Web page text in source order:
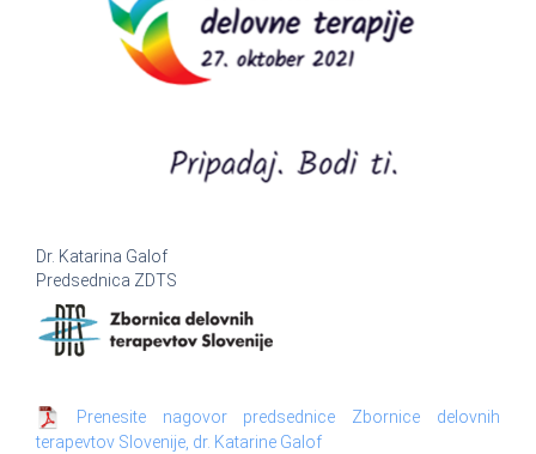
Dr. Katarina Galof
Predsednica ZDTS
Prenesite nagovor predsednice Zbornice delovnih
terapevtov Slovenije, dr. Katarine Galof